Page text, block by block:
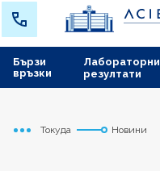
Лабораторни
резултати
Бързи
връзки
Начало
Токуда Новини